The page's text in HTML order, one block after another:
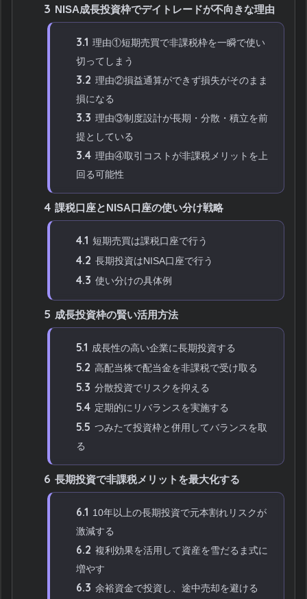
3 NISA成長投資枠でデイトレードが不向きな理由
3.1 理由①短期売買で非課税枠を一瞬で使い
切ってしまう
3.2 理由②損益通算ができず損失がそのまま
損になる
3.3 理由③制度設計が長期・分散・積立を前
提としている
3.4 理由④取引コストが非課税メリットを上
回る可能性
4 課税口座とNISA口座の使い分け戦略
4.1 短期売買は課税口座で行う
4.2 長期投資はNISA口座で行う
4.3 使い分けの具体例
5 成長投資枠の賢い活用方法
5.1 成長性の高い企業に長期投資する
5.2 高配当株で配当金を非課税で受け取る
5.3 分散投資でリスクを抑える
5.4 定期的にリバランスを実施する
5.5 つみたて投資枠と併用してバランスを取
る
6 長期投資で非課税メリットを最大化する
6.1 10年以上の長期投資で元本割れリスクが
激減する
6.2 複利効果を活用して資産を雪だるま式に
増やす
6.3 余裕資金で投資し、途中売却を避ける